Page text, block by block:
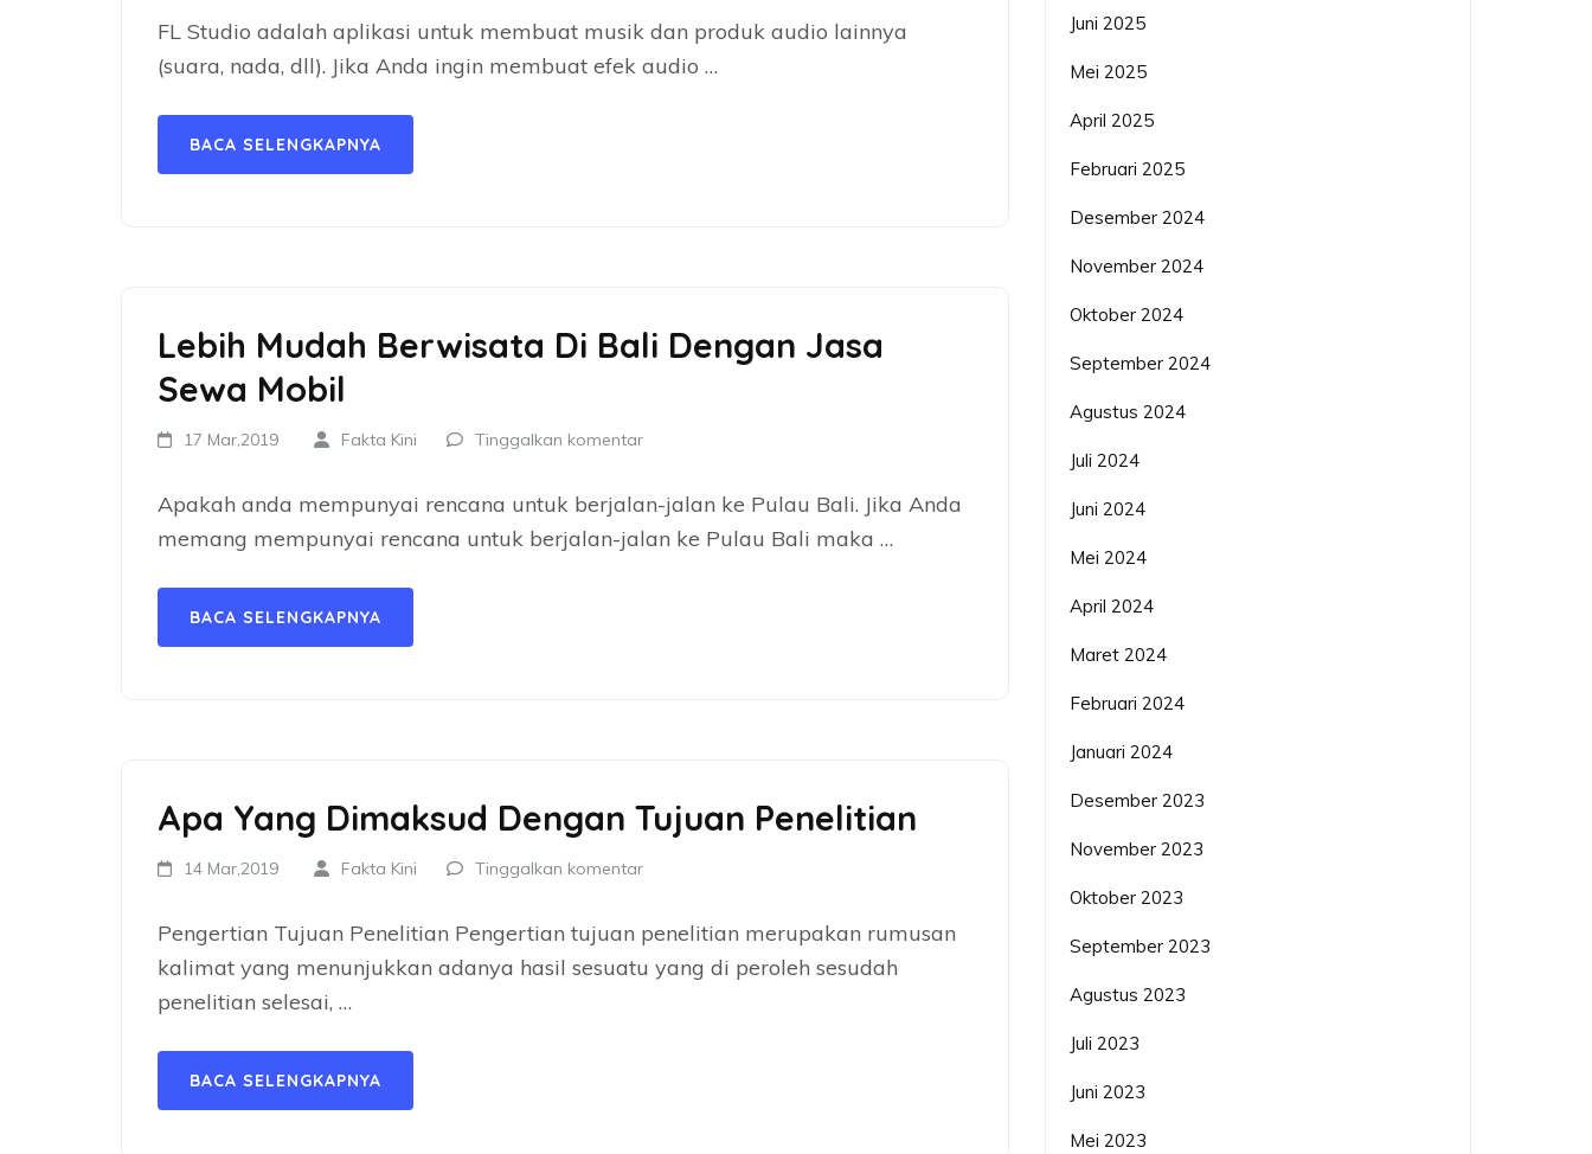
FL Studio adalah aplikasi untuk membuat musik dan produk audio lainnya
(suara, nada, dll). Jika Anda ingin membuat efek audio …
BACA SELENGKAPNYA
Lebih Mudah Berwisata Di Bali Dengan Jasa
Sewa Mobil
17 Mar,2019 Fakta Kini Tinggalkan komentar
Apakah anda mempunyai rencana untuk berjalan-jalan ke Pulau Bali. Jika Anda
memang mempunyai rencana untuk berjalan-jalan ke Pulau Bali maka …
BACA SELENGKAPNYA
Apa Yang Dimaksud Dengan Tujuan Penelitian
14 Mar,2019 Fakta Kini Tinggalkan komentar
Pengertian Tujuan Penelitian Pengertian tujuan penelitian merupakan rumusan
kalimat yang menunjukkan adanya hasil sesuatu yang di peroleh sesudah
penelitian selesai, …
BACA SELENGKAPNYA
Juni 2025
Mei 2025
April 2025
Februari 2025
Desember 2024
November 2024
Oktober 2024
September 2024
Agustus 2024
Juli 2024
Juni 2024
Mei 2024
April 2024
Maret 2024
Februari 2024
Januari 2024
Desember 2023
November 2023
Oktober 2023
September 2023
Agustus 2023
Juli 2023
Juni 2023
Mei 2023